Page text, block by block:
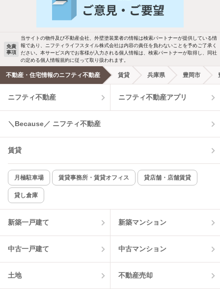
免責
事項
当サイトの物件及び不動産会社、外壁塗装業者の情報は検索パートナーが提供している情
報であり、ニフティライフスタイル株式会社は内容の責任を負わないことを予めご了承く
ださい。本サービス内でお客様が入力される個人情報は、検索パートナーが取得し、同社
の定める個人情報規約に従って取り扱われます。
不動産・住宅情報のニフティ不動産 賃貸 兵庫県 豊岡市
ニフティ不動産 ニフティ不動産アプリ
＼Because／ ニフティ不動産
賃貸
月極駐車場 賃貸事務所・賃貸オフィス 貸店舗・店舗賃貸
貸し倉庫
新築一戸建て 新築マンション
中古一戸建て 中古マンション
土地 不動産売却